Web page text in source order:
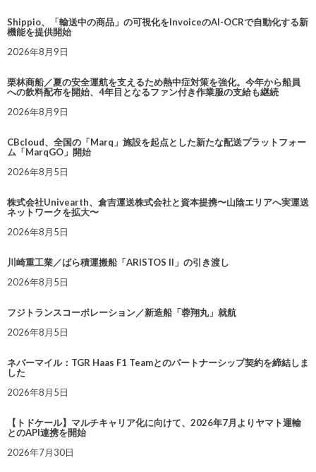
Shippio、「輸送中の商品」の可視化をInvoiceのAI-OCRで自動化する新
機能を提供開始
2026年8月9日
栗林商船／夏の安全運航を支えるため熱中症対策を強化。今年から船員
への飲料配布を開始、4年目となるファン付き作業服の支給も継続
2026年8月9日
CBcloud、全国の「Marq」施設を起点とした新たな配送プラットフォー
ム「MarqGO」開始
2026年8月5日
株式会社Univearth、倉吉運送株式会社と資本提携〜山陰エリアへ実運送
ネットワークを拡大〜
2026年8月5日
川崎重工業／ばら積運搬船「ARISTOS II」の引き渡し
2026年8月5日
フジトランスコーポレーション／新造船「蓉翔丸」就航
2026年8月5日
ネバーマイル：TGR Haas F1 Teamとのパートナーシップ契約を締結しま
した
2026年8月5日
【トドケール】マルチキャリア化に向けて、2026年7月よりヤマト運輸
とのAPI連携を開始
2026年7月30日